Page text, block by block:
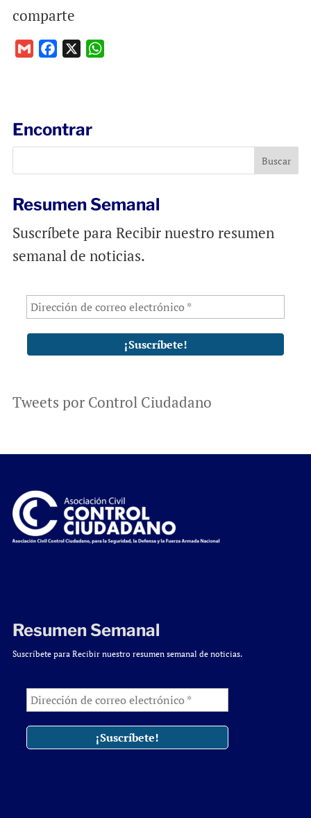
comparte
o
k
p
Encontrar
Resumen Semanal
Suscríbete para Recibir nuestro resumen
semanal de noticias.
Tweets por Control Ciudadano
Resumen Semanal
Suscríbete para Recibir nuestro resumen semanal de noticias.